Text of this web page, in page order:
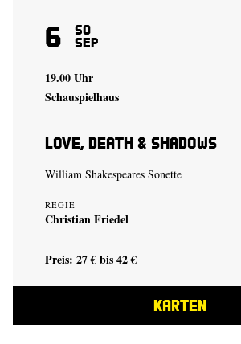
6 So
Sep
19.00 Uhr
Schauspielhaus
Love, Death & Shadows
William Shakespeares Sonette
REGIE
Christian Friedel
Preis: 27 € bis 42 €
KARTEN